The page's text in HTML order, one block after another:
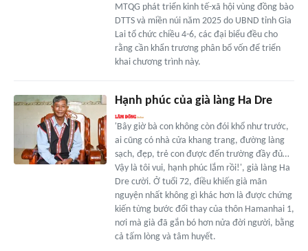
MTQG phát triển kinh tế-xã hội vùng đồng bào
DTTS và miền núi năm 2025 do UBND tỉnh Gia
Lai tổ chức chiều 4-6, các đại biểu đều cho
rằng cần khẩn trương phân bổ vốn để triển
khai chương trình này.
Hạnh phúc của già làng Ha Dre
'Bây giờ bà con không còn đói khổ như trước,
ai cũng có nhà cửa khang trang, đường làng
sạch, đẹp, trẻ con được đến trường đầy đủ…
Vậy là tôi vui, hạnh phúc lắm rồi!', già làng Ha
Dre cười. Ở tuổi 72, điều khiến già mãn
nguyện nhất không gì khác hơn là được chứng
kiến từng bước đổi thay của thôn Hamanhai 1,
nơi mà già đã gắn bó hơn nửa đời người, bằng
cả tấm lòng và tâm huyết.